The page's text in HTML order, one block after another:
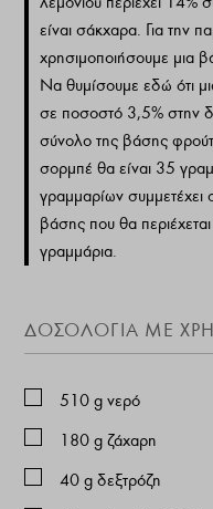
είναι σάκχαρα. Για την
χρησιμοποιήσουμε μια
Να θυμίσουμε εδώ ότι
σε ποσοστό 3,5% στην
σύνολο της βάσης
σορμπέ θα είναι 35
γραμμαρίων
βάσης που θα
γραμμάρια.
ΔΟΣΟΛΟΓΙΑ ΜΕ
510 g νερό
180 g ζάχαρη
40 g δεξτρόζη